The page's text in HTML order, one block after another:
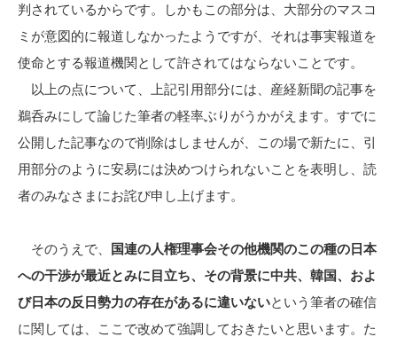
判されているからです。しかもこの部分は、大部分のマスコ
ミが意図的に報道しなかったようですが、それは事実報道を
使命とする報道機関として許されてはならないことです。
以上の点について、上記引用部分には、産経新聞の記事を
鵜呑みにして論じた筆者の軽率ぶりがうかがえます。すでに
公開した記事なので削除はしませんが、この場で新たに、引
用部分のように安易には決めつけられないことを表明し、読
者のみなさまにお詫び申し上げます。
そのうえで、
国連の人権理事会その他機関のこの種の日本
への干渉が最近とみに目立ち、その背景に中共、韓国、およ
び日本の反日勢力の存在があるに違いないという筆者の確信
に関しては、ここで改めて強調しておきたいと思います。た